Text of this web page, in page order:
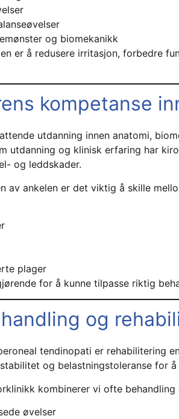
og biomekanikk
er å redusere irritasjon, forbedre
kompetanse
utdanning innen anatomi,
utdanning og klinisk erfaring har
og leddskader.
av ankelen er det viktig å skille
plager
for å kunne tilpasse riktig
og
tendinopati er rehabilitering
og belastningstoleranse for
kombinerer vi ofte behandling
øvelser